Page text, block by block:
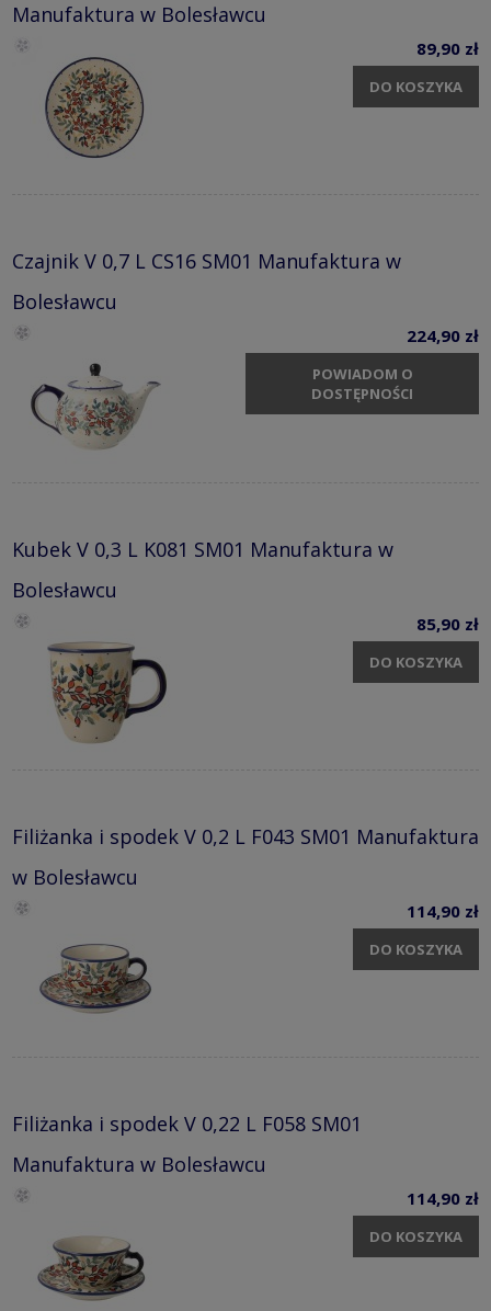
Manufaktura w Bolesławcu
89,90 zł
DO KOSZYKA
Czajnik V 0,7 L CS16 SM01 Manufaktura w
Bolesławcu
224,90 zł
POWIADOM O
DOSTĘPNOŚCI
Kubek V 0,3 L K081 SM01 Manufaktura w
Bolesławcu
85,90 zł
DO KOSZYKA
Filiżanka i spodek V 0,2 L F043 SM01 Manufaktura
w Bolesławcu
114,90 zł
DO KOSZYKA
Filiżanka i spodek V 0,22 L F058 SM01
Manufaktura w Bolesławcu
114,90 zł
DO KOSZYKA